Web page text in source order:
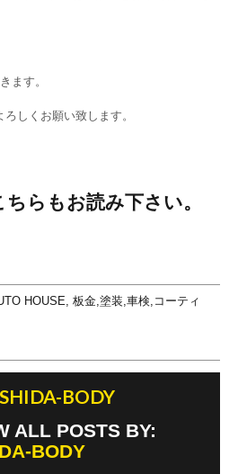
ます。
しくお願い致します。
らもお読み下さい。
HOUSE, 板金,塗装,車検,コーティ
BODY
ALL POSTS BY:
BODY